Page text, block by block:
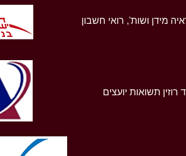
מידן ושות', רואי חשבון
רוזין תשואות יועצים